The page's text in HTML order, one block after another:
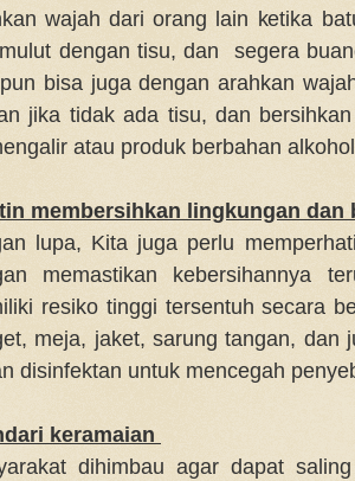
wajah dari orang lain ketika
dengan tisu, dan segera
bisa juga dengan arahkan
jika tidak ada tisu, dan
atau produk berbahan
membersihkan lingkungan dan
lupa, Kita juga perlu
memastikan kebersihannya
resiko tinggi tersentuh secara
meja, jaket, sarung tangan, dan
disinfektan untuk mencegah
keramaian
dihimbau agar dapat